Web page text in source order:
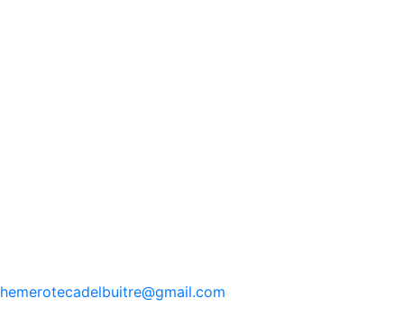
hemerotecadelbuitre@gmail.com